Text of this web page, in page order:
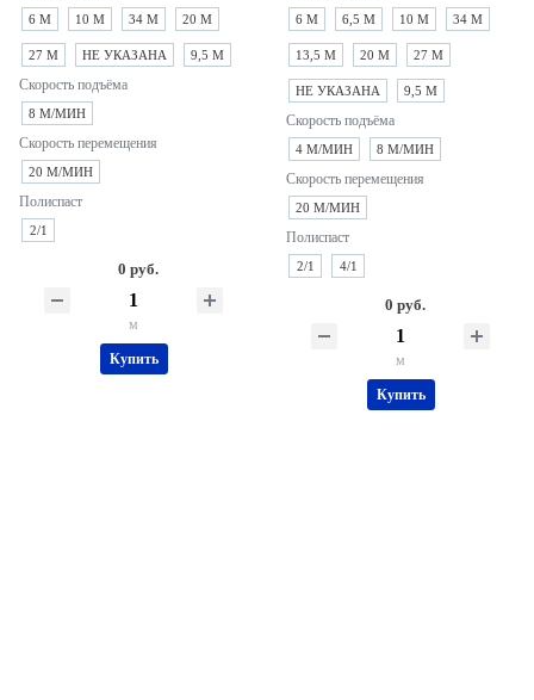
6 М 10 М 34 М 20 М
27 М НЕ УКАЗАНА 9,5 М
Скорость подъёма
8 М/МИН
Скорость перемещения
20 М/МИН
Полиспаст
2/1
0 руб.
м
Купить
6 М 6,5 М 10 М 34 М
13,5 М 20 М 27 М
НЕ УКАЗАНА 9,5 М
Скорость подъёма
4 М/МИН 8 М/МИН
Скорость перемещения
20 М/МИН
Полиспаст
2/1 4/1
0 руб.
м
Купить